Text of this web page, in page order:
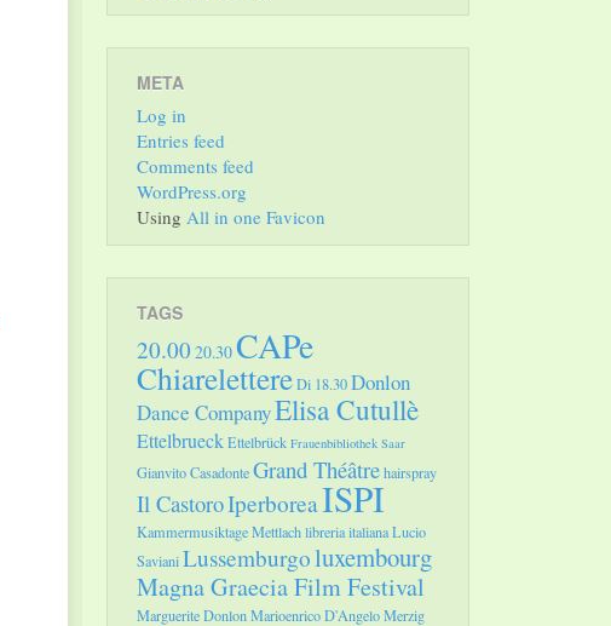
META
Log in
Entries feed
Comments feed
WordPress.org
Using All in one Favicon
TAGS
20.00 20.30CAPe
ChiarelettereDi 18.30Donlon
Dance CompanyElisa Cutullè
EttelbrueckEttelbrück Frauenbibliothek Saar
Gianvito CasadonteGrand Théâtrehairspray
Il CastoroIperboreaISPI
Kammermusiktage Mettlachlibreria italianaLucio
SavianiLussemburgoluxembourg
Magna Graecia Film Festival
Marguerite DonlonMarioenrico D'AngeloMerzig